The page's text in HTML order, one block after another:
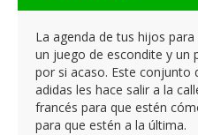
La agenda de tus hijos
un juego de escondite y un
por si acaso. Este conjunto
adidas les hace salir a la
francés para que estén
para que estén a la última.